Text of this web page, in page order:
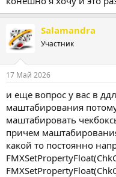
Salamandra
Участник
17 Май 2026
и еще вопрос у вас в
маштабирования
маштабировать
причем
какой то постоянно